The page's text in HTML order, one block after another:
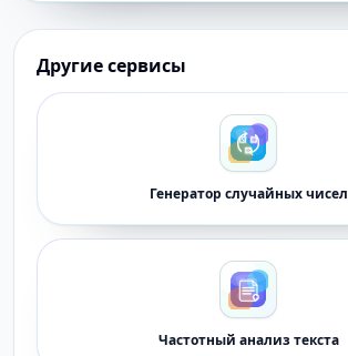
Другие сервисы
Генератор случайных чисел
Частотный анализ текста